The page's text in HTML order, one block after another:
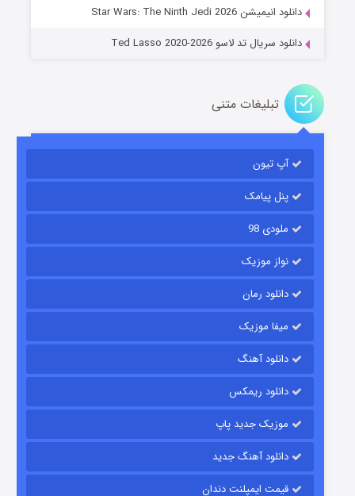
قسمت
دانلود انیمیشن Star Wars: The Ninth Jedi 2026
دانلود سریال تد لاسو Ted Lasso 2020-2026
تبلیغات متنی
آپ تیون
پنل پیامک
ملودی 98
نواز موزیک
دانلود رمان
میفا موزیک
دانلود آهنگ
دانلود ریمکس
موزیک جدید پاپ
دانلود آهنگ جدید
قیمت ایمپلنت دندان